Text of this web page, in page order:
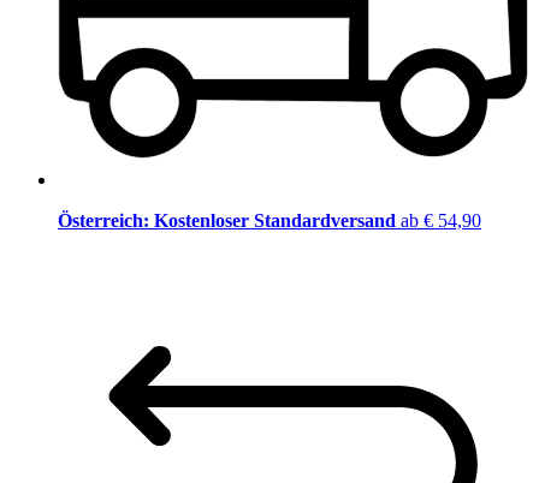
Österreich: Kostenloser Standardversand ab € 54,90